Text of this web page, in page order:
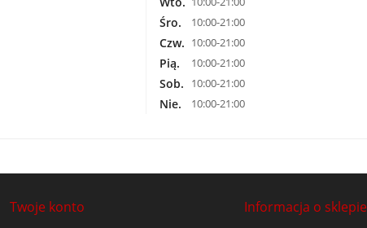
Śro. 10:00-21:00
Czw. 10:00-21:00
Pią. 10:00-21:00
Sob. 10:00-21:00
Nie. 10:00-21:00
Twoje konto Informacja o sklepie